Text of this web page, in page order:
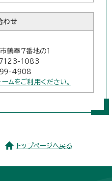
わせ
鶴奉7番地の1
7123-1083
4908
ムをご利用ください。
トップページへ戻る